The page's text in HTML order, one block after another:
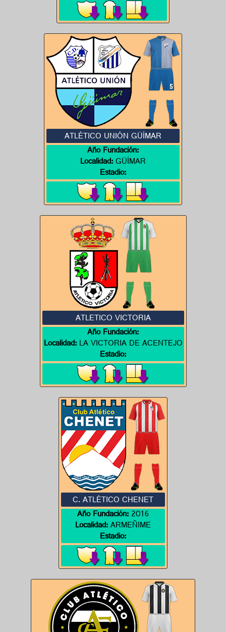
ATLÉTICO UNIÓN GÜÍMAR
Año Fundación:
Localidad:GÜÍMAR
Estadio:
ATLETICO VICTORIA
Año Fundación:
Localidad:LA VICTORIA DE ACENTEJO
Estadio:
C. ATLÉTICO CHENET
Año Fundación:2016
Localidad:ARMEÑIME
Estadio: